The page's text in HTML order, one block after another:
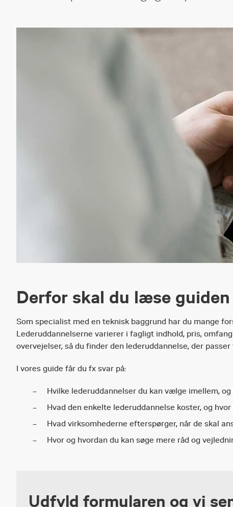
Derfor skal du læse guiden
Som specialist med en teknisk baggrund har du mange
Lederuddannelserne varierer i fagligt indhold, pris,
overvejelser, så du finder den lederuddannelse, der
I vores guide får du fx svar på:
Hvilke lederuddannelser du kan vælge imellem,
Hvad den enkelte lederuddannelse koster, og
Hvad virksomhederne efterspørger, når de skal
Hvor og hvordan du kan søge mere råd og
Udfyld formularen og vi